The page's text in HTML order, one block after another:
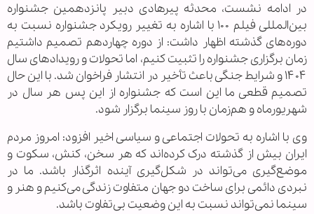
در ادامه نشست، محدثه پیرهادی دبیر پانزدهمین جشنواره
بین‌المللی فیلم ۱۰۰ با اشاره به تغییر رویکرد جشنواره نسبت به
دوره‌های گذشته اظهار داشت: از دوره چهاردهم تصمیم داشتیم
زمان برگزاری جشنواره را تثبیت کنیم، اما تحولات و رویدادهای سال
۱۴۰۴ و شرایط جنگی باعث تأخیر در انتشار فراخوان شد. با این حال
تصمیم قطعی ما این است که جشنواره از این پس هر سال در
شهریورماه و هم‌زمان با روز سینما برگزار شود.
وی با اشاره به تحولات اجتماعی و سیاسی اخیر افزود: امروز مردم
ایران بیش از گذشته درک کرده‌اند که هر سخن، کنش، سکوت و
موضع‌گیری می‌تواند در شکل‌گیری آینده اثرگذار باشد. ما در
نبردی دائمی برای ساخت دو جهان متفاوت زندگی می‌کنیم و هنر و
سینما نمی‌تواند نسبت به این وضعیت بی‌تفاوت باشد.